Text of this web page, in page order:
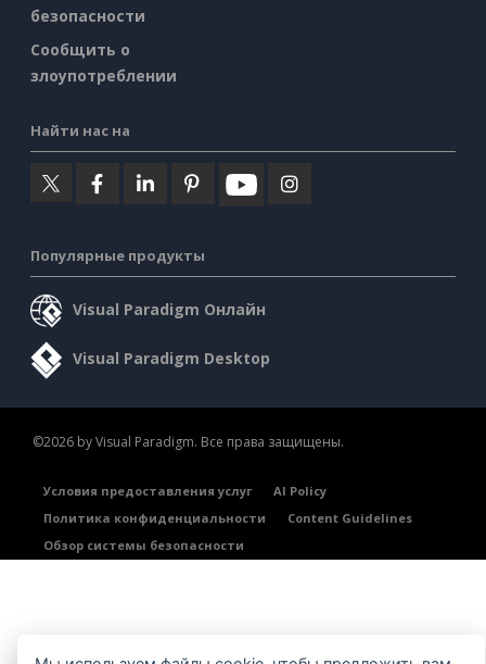
безопасности
Сообщить о
злоупотреблении
Найти нас на
Популярные продукты
Visual Paradigm Онлайн
Visual Paradigm Desktop
©2026 by Visual Paradigm. Все права защищены.
Условия предоставления услуг
AI Policy
Политика конфиденциальности
Content Guidelines
Обзор системы безопасности